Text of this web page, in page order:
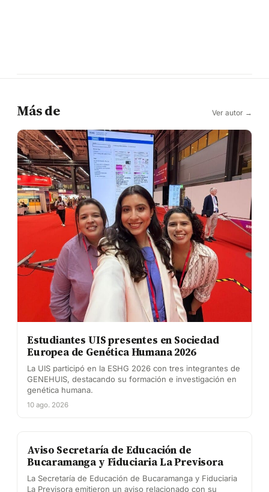
Más de Ver autor →
Estudiantes UIS presentes en Sociedad
Europea de Genética Humana 2026
La UIS participó en la ESHG 2026 con tres integrantes de
GENEHUIS, destacando su formación e investigación en
genética humana.
10 ago. 2026
Aviso Secretaría de Educación de
Bucaramanga y Fiduciaria La Previsora
La Secretaría de Educación de Bucaramanga y Fiduciaria
La Previsora emitieron un aviso relacionado con su